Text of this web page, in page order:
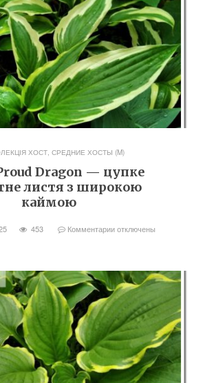
ХОСТ СРЕДНИЕ ХОСТЫ (M)
Dragon — цупке
листя з широкою
каймою
453 Комментарииотключены